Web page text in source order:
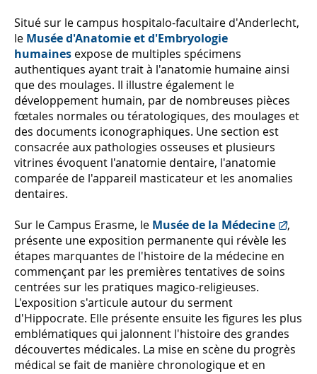
Situé sur le campus hospitalo-facultaire d'Anderlecht,
le Musée d'Anatomie et d'Embryologie
humaines expose de multiples spécimens
authentiques ayant trait à l'anatomie humaine ainsi
que des moulages. Il illustre également le
développement humain, par de nombreuses pièces
fœtales normales ou tératologiques, des moulages et
des documents iconographiques. Une section est
consacrée aux pathologies osseuses et plusieurs
vitrines évoquent l'anatomie dentaire, l'anatomie
comparée de l'appareil masticateur et les anomalies
dentaires.
Sur le Campus Erasme, le Musée de la Médecine
,
présente une exposition permanente qui révèle les
étapes marquantes de l'histoire de la médecine en
commençant par les premières tentatives de soins
centrées sur les pratiques magico-religieuses.
L'exposition s'articule autour du serment
d'Hippocrate. Elle présente ensuite les figures les plus
emblématiques qui jalonnent l'histoire des grandes
découvertes médicales. La mise en scène du progrès
médical se fait de manière chronologique et en